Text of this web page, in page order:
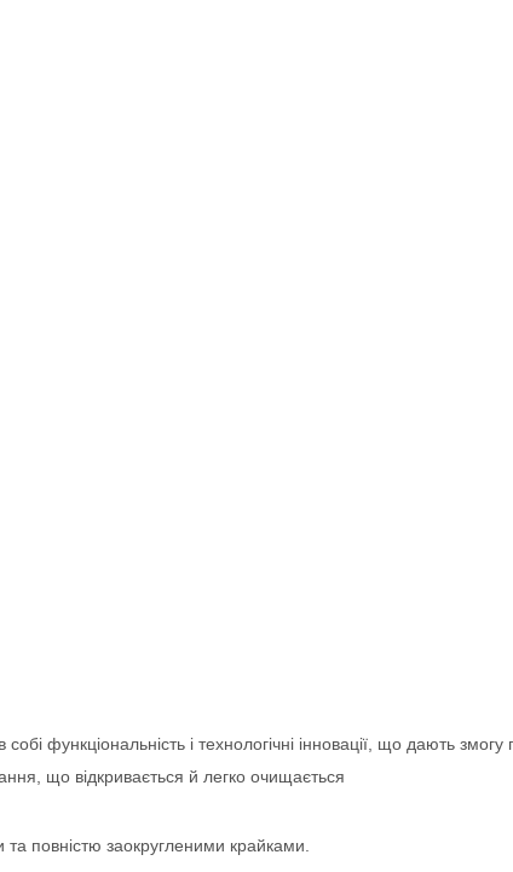
функціональність і технологічні інновації, що дають
що відкривається й легко очищається
повністю заокругленими крайками.